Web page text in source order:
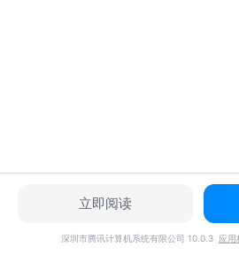
立即阅读
深圳市腾讯计算机系统有限公司 10.0.3 应用